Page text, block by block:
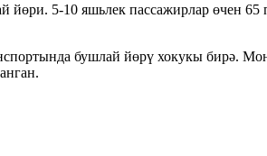
5-10 яшьлек пассажирлар өчен
бушлай йөрү хокукы бирә.